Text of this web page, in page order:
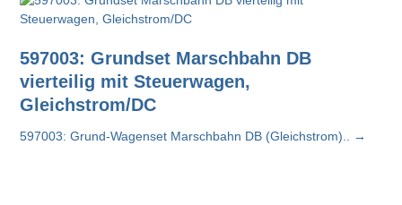
597003: Grundset Marschbahn DB
vierteilig mit Steuerwagen,
Gleichstrom/DC
597003: Grund-Wagenset Marschbahn DB (Gleichstrom).. →